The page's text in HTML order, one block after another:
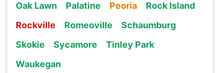
Oak Lawn
Palatine Peoria
Rock Island
Rockville
Romeoville
Schaumburg
Skokie
Sycamore
Tinley Park
Waukegan